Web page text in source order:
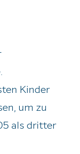
Kinder
um zu
als dritter